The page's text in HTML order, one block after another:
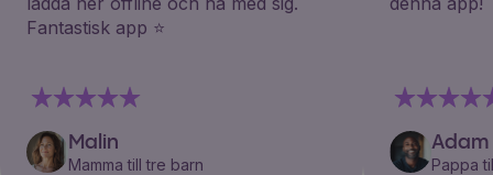
Fantastisk app ⭐️
Malin
Mamma till tre barn
Adam
Pappa